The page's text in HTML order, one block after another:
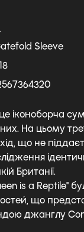
Sleeve
іконоборча
На цьому
що не
Британії.
is a Reptile"
що
джанглу